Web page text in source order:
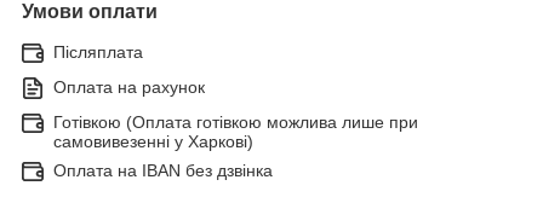
Умови оплати
Післяплата
Оплата на рахунок
Готівкою (Оплата готівкою можлива лише при
самовивезенні у Харкові)
Оплата на IBAN без дзвінка